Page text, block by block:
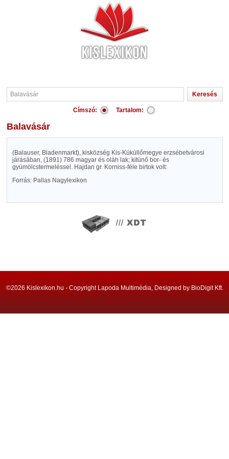
Címszó: Tartalom:
Balavásár
(Balauser, Bladenmarkt), kisközség Kis-Küküllőmegye erzsébetvárosi
járásában, (1891) 786 magyar és oláh lak; kitünő bor- és
gyümölcstermeléssel. Hajdan gr. Korniss-féle birtok volt:
Forrás: Pallas Nagylexikon
©2026 Kislexikon.hu - Copyright Lapoda Multimédia, Designed by BioDigit Kft.